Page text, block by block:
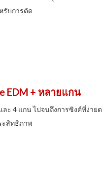
รับการตัด
EDM + หลายแกน
ละ 4 แกน ไปจนถึงการซิงค์ที่ง่า
ะสิทธิภาพ